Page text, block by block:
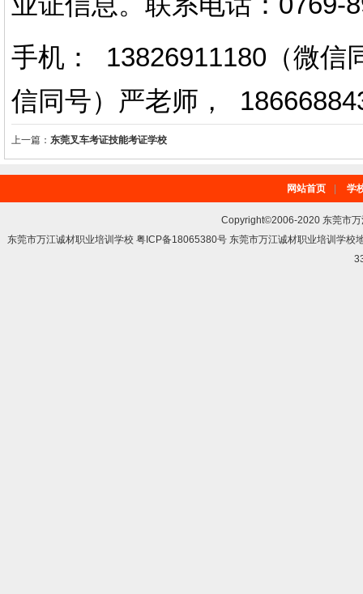
手机： 13826911180（微信
信同号）严老师 ，
上一篇： 东莞叉车考证技能考证学校
网站首页 学
Copyright©2006-2020 东莞市
东莞市万江诚材职业培训学校 粤ICP备18065380号 东莞市万江诚材职业培训学